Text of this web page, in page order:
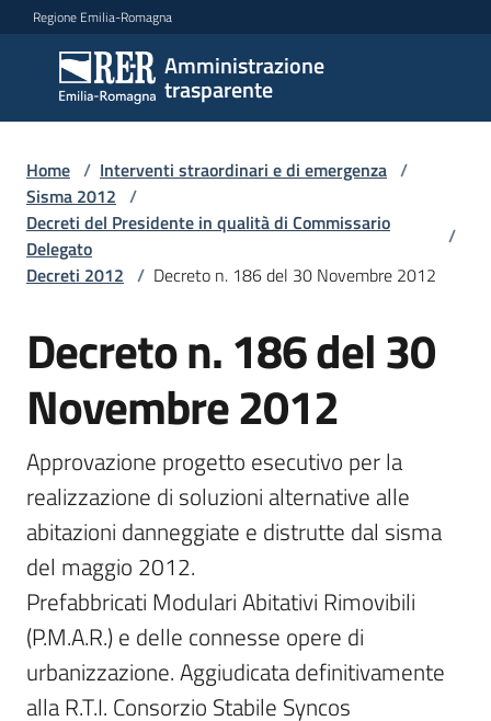
Vai al contenuto
Vai alla navigazione
Vai al footer
Regione Emilia-Romagna
Amministrazione
trasparente
Amministrazione
trasparente
Sottosezioni
Accesso
Home / Interventi straordinari e di emergenza /
Sisma 2012 /
Decreti del Presidente in qualità di Commissario
Delegato
/
Decreti 2012 / Decreto n. 186 del 30 Novembre 2012
Decreto n. 186 del 30
Novembre 2012
Approvazione progetto esecutivo per la
realizzazione di soluzioni alternative alle
abitazioni danneggiate e distrutte dal sisma
del maggio 2012.
Prefabbricati Modulari Abitativi Rimovibili
(P.M.A.R.) e delle connesse opere di
urbanizzazione. Aggiudicata definitivamente
alla R.T.I. Consorzio Stabile Syncos